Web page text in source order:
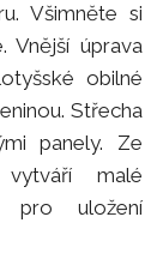
Všimněte si
Vnější úprava
obilné
Střecha
panely. Ze
malé
pro uložení